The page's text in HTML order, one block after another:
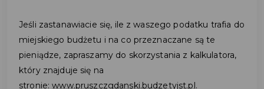
Jeśli zastanawiacie się, ile z waszego podatku trafia do
miejskiego budżetu i na co przeznaczane są te
pieniądze, zapraszamy do skorzystania z kalkulatora,
który znajduje się na
stronie:www.pruszczgdanski.budzetyjst.pl.